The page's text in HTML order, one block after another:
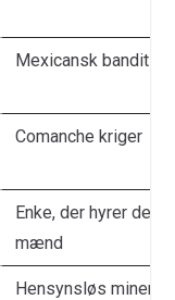
Mexicansk bandit
Comanche kriger
Enke, der hyrer de
mænd
Hensynsløs